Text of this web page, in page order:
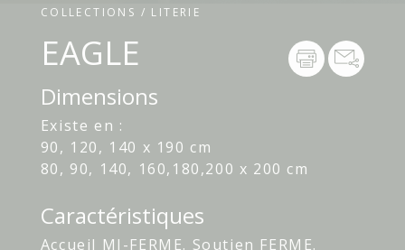
COLLECTIONS / LITERIE
EAGLE
Dimensions
Existe en :
90, 120, 140 x 190 cm
80, 90, 140, 160,180,200 x 200 cm
Caractéristiques
Accueil MI-FERME. Soutien FERME.